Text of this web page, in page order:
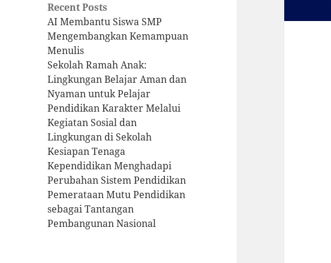
Recent Posts
AI Membantu Siswa SMP
Mengembangkan Kemampuan
Menulis
Sekolah Ramah Anak:
Lingkungan Belajar Aman dan
Nyaman untuk Pelajar
Pendidikan Karakter Melalui
Kegiatan Sosial dan
Lingkungan di Sekolah
Kesiapan Tenaga
Kependidikan Menghadapi
Perubahan Sistem Pendidikan
Pemerataan Mutu Pendidikan
sebagai Tantangan
Pembangunan Nasional